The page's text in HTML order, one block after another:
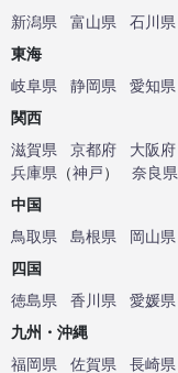
新潟県
富山県 石川県
東海
岐阜県
静岡県 愛知県
関西
滋賀県
京都府 大阪府
兵庫県 （神戸） 奈良県
中国
鳥取県
島根県 岡山県
四国
徳島県
香川県 愛媛県
九州・沖縄
福岡県
佐賀県 長崎県